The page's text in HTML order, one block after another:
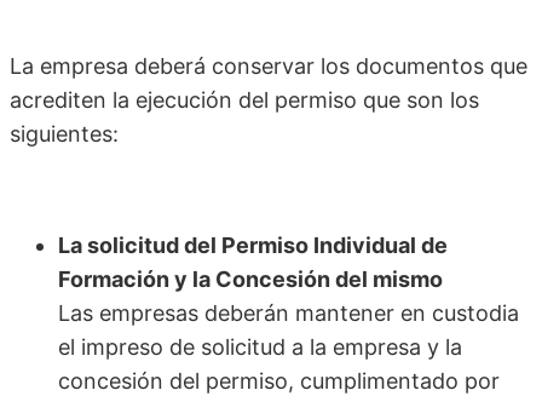
La empresa deberá conservar los documentos que
acrediten la ejecución del permiso que son los
siguientes:
La solicitud del Permiso Individual de
Formación y la Concesión del mismo
Las empresas deberán mantener en custodia
el impreso de solicitud a la empresa y la
concesión del permiso, cumplimentado por